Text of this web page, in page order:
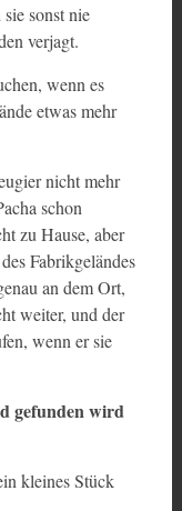
sonst nie
verjagt.
wenn es
etwas mehr
nicht mehr
schon
zu Hause, aber
Fabrikgeländes
an dem Ort,
weiter, und der
wenn er sie
gefunden wird
kleines Stück